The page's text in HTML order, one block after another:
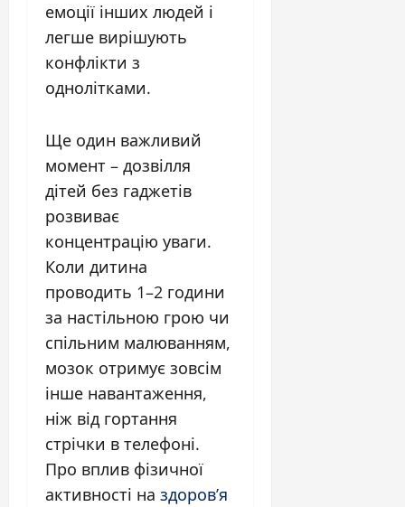
емоції інших людей і
легше вирішують
конфлікти з
однолітками.
Ще один важливий
момент – дозвілля
дітей без гаджетів
розвиває
концентрацію уваги.
Коли дитина
проводить 1–2 години
за настільною грою чи
спільним малюванням,
мозок отримує зовсім
інше навантаження,
ніж від гортання
стрічки в телефоні.
Про вплив фізичної
активності на здоров’я